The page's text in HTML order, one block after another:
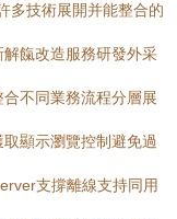
多技術展開并能整合的
餼改造服務研發外采
不同業務流程分層展
顯示瀏覽控制避免過
支撐離線支持同用